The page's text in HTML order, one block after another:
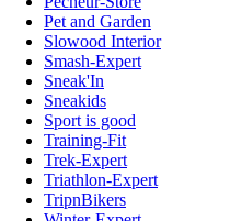
Pet and Garden
Slowood Interior
Smash-Expert
Sneak'In
Sneakids
Sport is good
Training-Fit
Trek-Expert
Triathlon-Expert
TripnBikers